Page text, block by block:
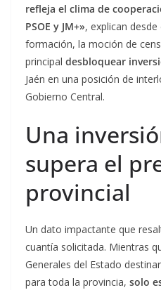
refleja el clima de
PSOE y JM+», explican
formación, la moción de
principal desbloquear
Jaén en una posición de
Gobierno Central.
Una
supera el
provincial
Un dato impactante que
cuantía solicitada. Mientras
Generales del Estado
para toda la provincia, solo